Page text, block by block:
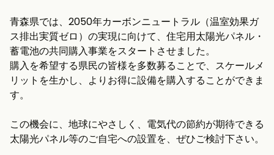
青森県では、2050年カーボンニュートラル（温室効果ガ
ス排出実質ゼロ）の実現に向けて、住宅用太陽光パネル・
蓄電池の共同購入事業をスタートさせました。
購入を希望する県民の皆様を多数募ることで、スケールメ
リットを生かし、よりお得に設備を購入することができま
す。
この機会に、地球にやさしく、電気代の節約が期待できる
太陽光パネル等のご自宅への設置を、ぜひご検討下さい。